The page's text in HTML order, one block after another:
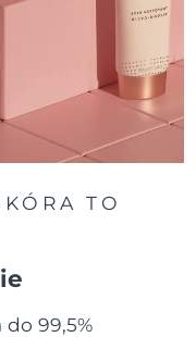
TO
do 99,5%
9/8/26
czas dostawy
9/8/26